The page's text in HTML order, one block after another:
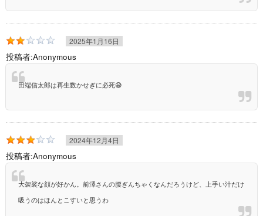
2025年1月16日
投稿者:Anonymous
田端信太郎は再生数かせぎに必死😅
2024年12月4日
投稿者:Anonymous
大袈裟な顔が好かん。前澤さんの腰ぎんちゃくなんだろうけど、上手い汁だけ
吸うのはほんとこすいと思うわ